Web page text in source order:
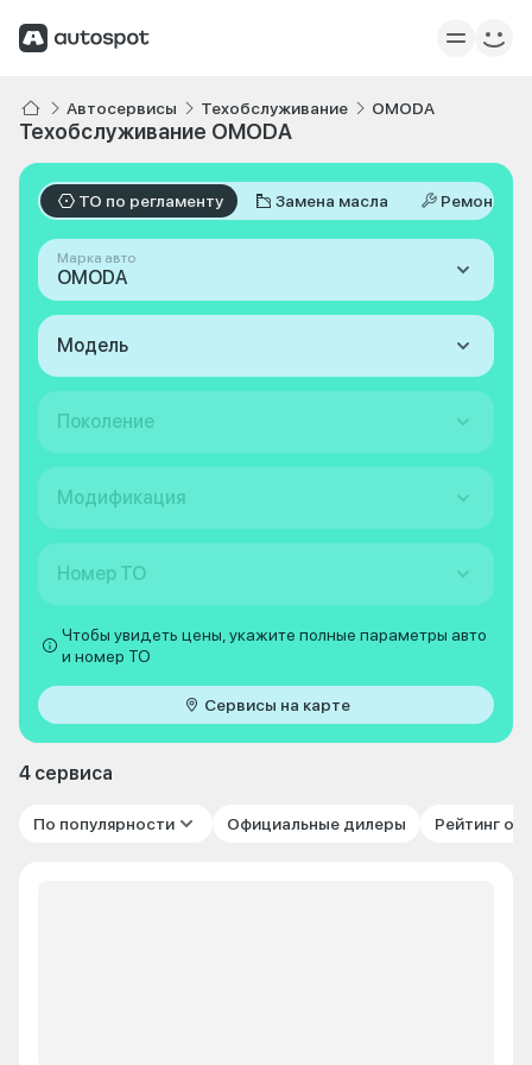
Автосервисы Техобслуживание OMODA
Техобслуживание OMODA
ТО по регламенту Замена масла Ремонт
Марка авто
OMODA
Модель
Поколение
Модификация
Номер ТО
Чтобы увидеть цены, укажите полные параметры авто
и номер ТО
Сервисы на карте
4 сервиса
По популярности Официальные дилеры Рейтинг